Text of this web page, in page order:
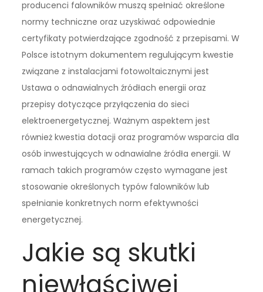
producenci falowników muszą spełniać określone
normy techniczne oraz uzyskiwać odpowiednie
certyfikaty potwierdzające zgodność z przepisami. W
Polsce istotnym dokumentem regulującym kwestie
związane z instalacjami fotowoltaicznymi jest
Ustawa o odnawialnych źródłach energii oraz
przepisy dotyczące przyłączenia do sieci
elektroenergetycznej. Ważnym aspektem jest
również kwestia dotacji oraz programów wsparcia dla
osób inwestujących w odnawialne źródła energii. W
ramach takich programów często wymagane jest
stosowanie określonych typów falowników lub
spełnianie konkretnych norm efektywności
energetycznej.
Jakie są skutki
niewłaściwej